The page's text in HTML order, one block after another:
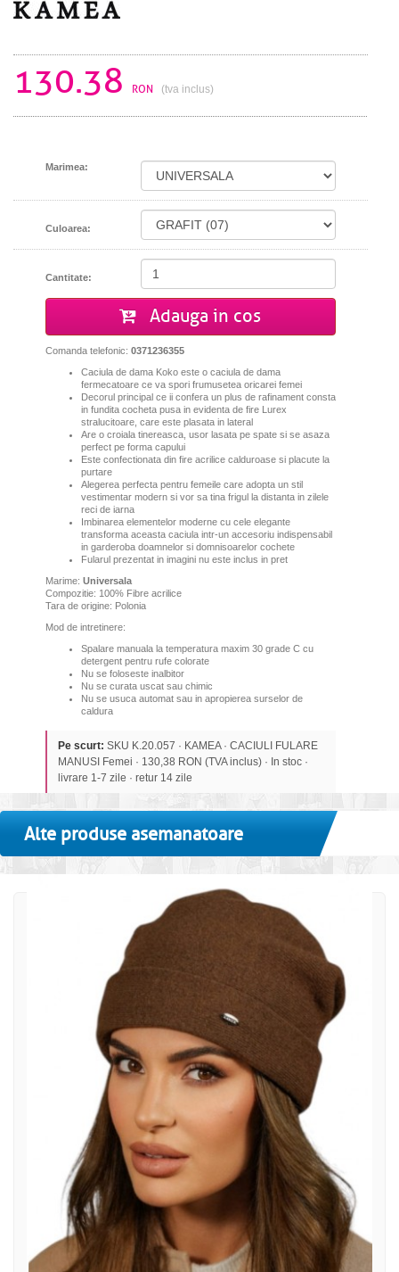
130.38 RON (tva inclus)
Marimea:
Culoarea:
Cantitate:
Adauga in cos
Comanda telefonic: 0371236355
Caciula de dama Koko este o caciula de dama
fermecatoare ce va spori frumusetea oricarei femei
Decorul principal ce ii confera un plus de rafinament consta
in fundita cocheta pusa in evidenta de fire Lurex
stralucitoare, care este plasata in lateral
Are o croiala tinereasca, usor lasata pe spatesi se asaza
perfect pe forma capului
Esteconfectionata din fire acrilice calduroase si placute la
purtare
Alegerea perfecta pentru femeile care adopta un stil
vestimentar modern si vor sa tina frigul la distanta in zilele
reci de iarna
Imbinarea elementelor moderne cu cele elegante
transforma aceasta caciula intr-un accesoriu indispensabil
in garderoba doamnelor si domnisoarelor cochete
Fularul prezentat in imagini nu este inclus in pret
Marime: Universala
Compozitie: 100% Fibre acrilice
Tara de origine: Polonia
Mod de intretinere:
Spalare manuala la temperatura maxim 30 grade C cu
detergent pentru rufe colorate
Nu se foloseste inalbitor
Nu se curata uscat sau chimic
Nu se usuca automat sau in apropierea surselor de
caldura
Pe scurt: SKU K.20.057 · KAMEA · CACIULI FULARE
MANUSI Femei · 130,38 RON (TVA inclus) · In stoc ·
livrare 1-7 zile · retur 14 zile
Alte produse asemanatoare